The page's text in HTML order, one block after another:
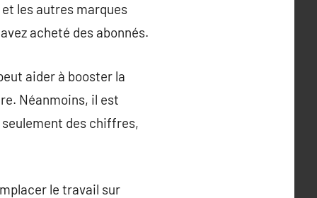
les autres marques
acheté des abonnés.
aider à booster la
Néanmoins, il est
des chiffres,
le travail sur